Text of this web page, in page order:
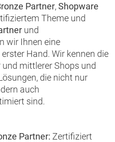
Partner,Shopware
Theme und
und
wir Ihnen eine
Hand. Wir kennen die
mittlerer Shops und
die nicht nur
auch
sind.
Partner: Zertifiziert